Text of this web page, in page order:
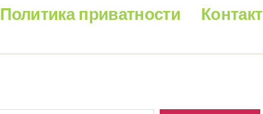
Политика приватности Контакт